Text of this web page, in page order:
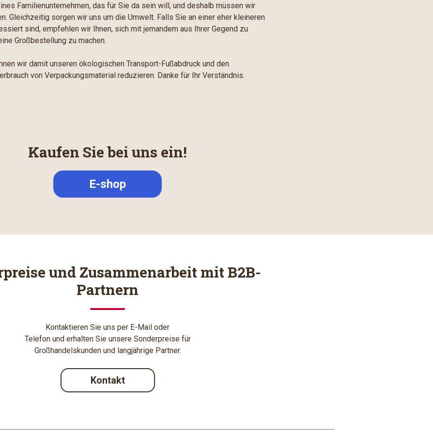
Familienunternehmen, das für Sie da sein will, und deshalb müssen wir
Gleichzeitig sorgen wir uns um die Umwelt. Falls Sie an einer eher kleineren
sind, empfehlen wir Ihnen, sich mit jemandem aus Ihrer Gegend zu
Großbestellung zu machen.
wir damit unseren ökologischen Transport-Fußabdruck und den
von Verpackungsmaterial reduzieren. Danke für Ihr Verständnis.
Kaufen Sie bei uns ein!
E-shop
und Zusammenarbeit mit B2B-
Partnern
Kontaktieren Sie uns per E-Mail oder
Telefon und erhalten Sie unsere Sonderpreise für
Großhandelskunden und langjährige Partner.
Kontakt